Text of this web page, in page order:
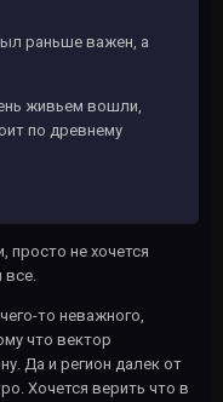
раньше важен, а
живьем вошли,
по древнему
просто не хочется
все.
то неважного,
что вектор
Да и регион далек от
Хочется верить что в